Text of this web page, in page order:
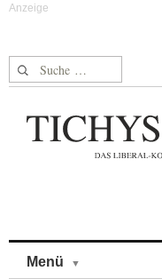
Suche nach:
Menü